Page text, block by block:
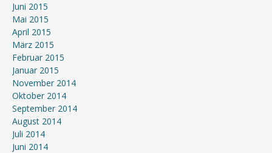
Juni 2015
Mai 2015
April 2015
März 2015
Februar 2015
Januar 2015
November 2014
Oktober 2014
September 2014
August 2014
Juli 2014
Juni 2014